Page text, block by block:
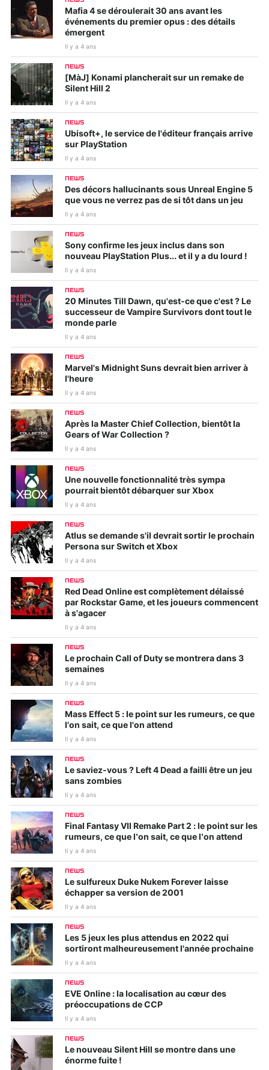
Mafia 4 se déroulerait 30 ans avant les
événements du premier opus : des détails
émergent
Il y a 4 ans
NEWS
[MàJ] Konami plancherait sur un remake de
Silent Hill 2
Il y a 4 ans
NEWS
Ubisoft+, le service de l'éditeur français arrive
sur PlayStation
Il y a 4 ans
NEWS
Des décors hallucinants sous Unreal Engine 5
que vous ne verrez pas de si tôt dans un jeu
Il y a 4 ans
NEWS
Sony confirme les jeux inclus dans son
nouveau PlayStation Plus... et il y a du lourd !
Il y a 4 ans
NEWS
20 Minutes Till Dawn, qu'est-ce que c'est ? Le
successeur de Vampire Survivors dont tout le
monde parle
Il y a 4 ans
NEWS
Marvel's Midnight Suns devrait bien arriver à
l'heure
Il y a 4 ans
NEWS
Après la Master Chief Collection, bientôt la
Gears of War Collection ?
Il y a 4 ans
NEWS
Une nouvelle fonctionnalité très sympa
pourrait bientôt débarquer sur Xbox
Il y a 4 ans
NEWS
Atlus se demande s'il devrait sortir le prochain
Persona sur Switch et Xbox
Il y a 4 ans
NEWS
Red Dead Online est complètement délaissé
par Rockstar Game, et les joueurs commencent
à s'agacer
Il y a 4 ans
NEWS
Le prochain Call of Duty se montrera dans 3
semaines
Il y a 4 ans
NEWS
Mass Effect 5 : le point sur les rumeurs, ce que
l'on sait, ce que l'on attend
Il y a 4 ans
NEWS
Le saviez-vous ? Left 4 Dead a failli être un jeu
sans zombies
Il y a 4 ans
NEWS
Final Fantasy VII Remake Part 2 : le point sur les
rumeurs, ce que l’on sait, ce que l’on attend
Il y a 4 ans
NEWS
Le sulfureux Duke Nukem Forever laisse
échapper sa version de 2001
Il y a 4 ans
NEWS
Les 5 jeux les plus attendus en 2022 qui
sortiront malheureusement l'année prochaine
Il y a 4 ans
NEWS
EVE Online : la localisation au cœur des
préoccupations de CCP
Il y a 4 ans
NEWS
Le nouveau Silent Hill se montre dans une
énorme fuite !